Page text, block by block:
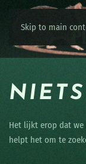
Skip to main
Het lijkt erop dat we
helpt het om te